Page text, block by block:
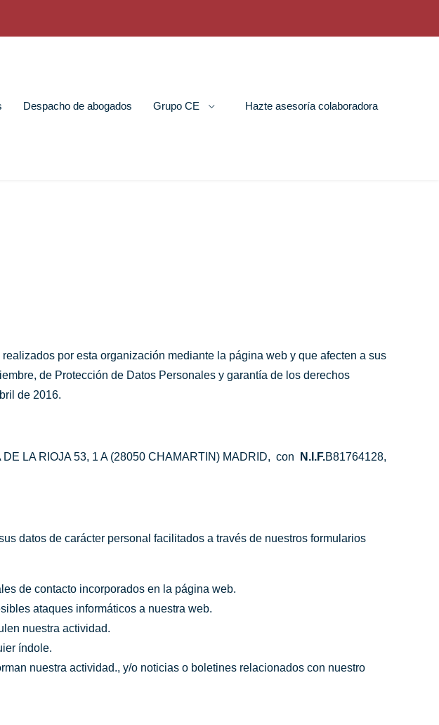
Despacho de abogados Grupo CE Hazte asesoría colaboradora
por esta organización mediante la página web y que afecten a sus
de Protección de Datos Personales y garantía de los derechos
de 2016.
LA RIOJA 53, 1 A (28050 CHAMARTIN) MADRID, con N.I.F.B81764128,
datos de carácter personal facilitados a través de nuestros formularios
de contacto incorporados en la página web.
ataques informáticos a nuestra web.
nuestra actividad.
índole.
nuestra actividad., y/o noticias o boletines relacionados con nuestro